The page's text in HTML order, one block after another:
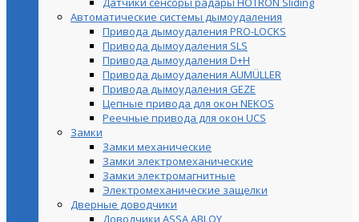
Автоматические системы дымоудаления
Привода дымоудаления PRO-LOCKS
Привода дымоудаления SLS
Привода дымоудаления D+H
Привода дымоудаления AUMÜLLER
Привода дымоудаления GEZE
Цепные привода для окон NEKOS
Реечные привода для окон UСS
Замки
Замки механические
Замки электромеханические
Замки электромагнитные
Электромеханические защелки
Дверные доводчики
Доводчики ASSA ABLOY